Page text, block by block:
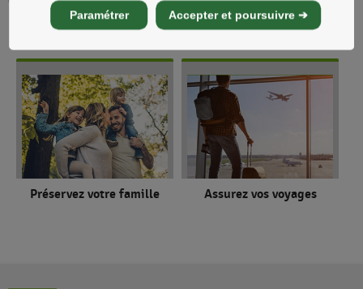
Paramétrer Accepter et poursuivre ➔
Préparez votre retraite
Concrétisez vos projets
immobiliers
Préservez votre famille Assurez vos voyages